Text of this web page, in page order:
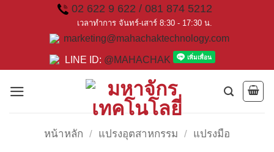
02 622 9 622 / 081 874 5212
เวลาทำการ จันทร์-เสาร์ 8:30 - 17:30 น.
marketing@mahachaktechnology.com
LINE ID: @MAHACHAK
หน้าหลัก / แปรงอุตสาหกรรม / แปรงมือ